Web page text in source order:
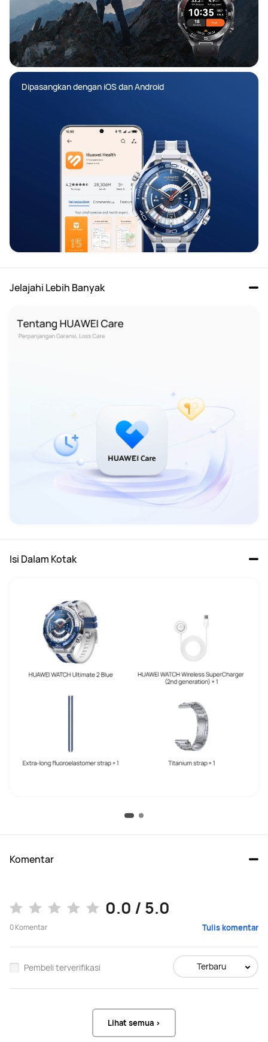
Dipasangkan dengan iOS dan Android
Jelajahi Lebih Banyak
Isi Dalam Kotak
Komentar
0.0 / 5.0
0Komentar Tulis komentar
Pembeli terverifikasi Terbaru
Lihat semua >